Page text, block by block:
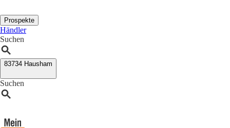
Prospekte
Händler
Suchen
83734 Hausham
Suchen